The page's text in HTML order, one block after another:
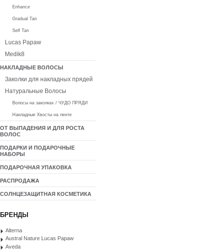
Enhance
Gradual Tan
Self Tan
Lucas Papaw
Medik8
НАКЛАДНЫЕ ВОЛОСЫ
Заколки для накладных прядей
Натуральные Волосы
Волосы на заколках / ЧУДО ПРЯДИ
Накладные Хвосты на ленте
ОТ ВЫПАДЕНИЯ И ДЛЯ РОСТА
ВОЛОС
ПОДАРКИ И ПОДАРОЧНЫЕ
НАБОРЫ
ПОДАРОЧНАЯ УПАКОВКА
РАСПРОДАЖА
СОЛНЦЕЗАЩИТНАЯ КОСМЕТИКА
БРЕНДЫ
Alterna
Austral Nature Lucas Papaw
Aveda